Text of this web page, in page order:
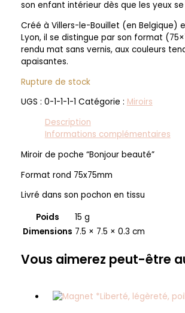
son enfant intérieur dès que les yeux
Créé à Villers-le-Bouillet (en Belgique)
Lyon, il se distingue par son format
rendu mat sans vernis, aux couleurs
apaisantes.
Rupture de stock
UGS : 0-1-1-1-1 Catégorie : Miroirs
Description
Informations complémentaires
Miroir de poche “Bonjour beauté”
Format rond 75x75mm
Livré dans son pochon en tissu
Poids
15 g
Dimensions 7.5 × 7.5 × 0.3 cm
Vous aimerez peut-être